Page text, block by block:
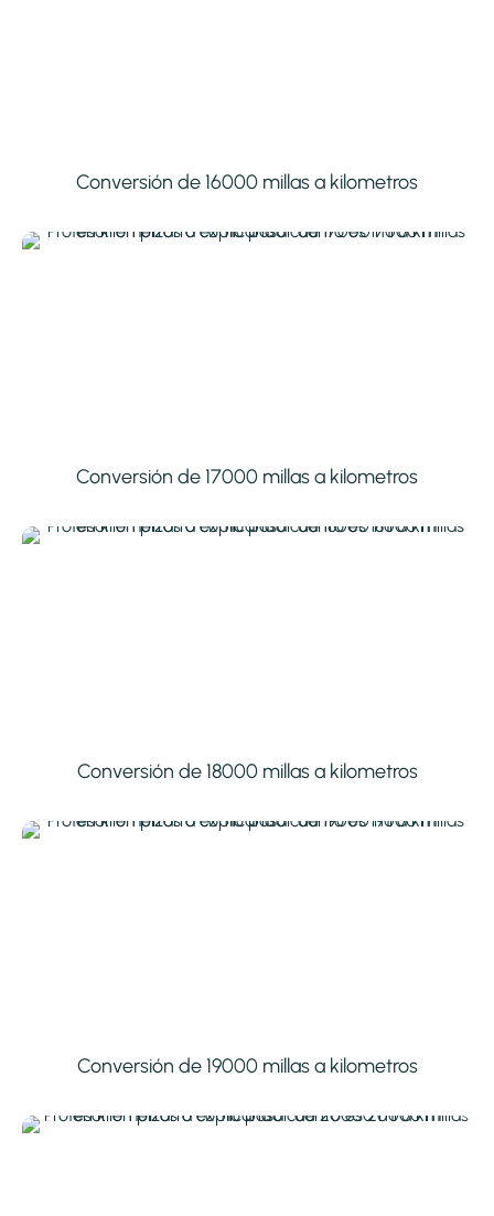
Conversión de 16000 millas a kilometros
Conversión de 17000 millas a kilometros
Conversión de 18000 millas a kilometros
Conversión de 19000 millas a kilometros